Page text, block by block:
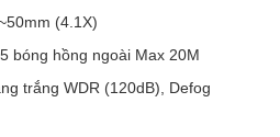
(4.1X)
bóng hồng ngoài Max 20M
trắng WDR (120dB), Defog